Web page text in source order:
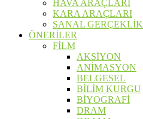
HAVA ARAÇLARI
KARA ARAÇLARI
SANAL GERÇEKLİK
ÖNERİLER
FİLM
AKSİYON
ANİMASYON
BELGESEL
BİLİM KURGU
BİYOGRAFİ
DRAM